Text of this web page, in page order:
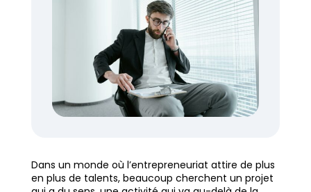
Dans un monde où l’entrepreneuriat attire de plus
en plus de talents, beaucoup cherchent un projet